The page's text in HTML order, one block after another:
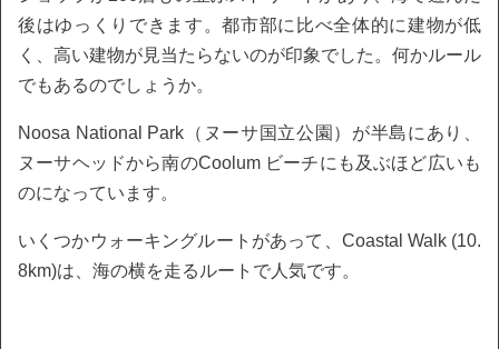
後はゆっくりできます。都市部に比べ全体的に建物が低
く、高い建物が見当たらないのが印象でした。何かルール
でもあるのでしょうか。
Noosa National Park（ヌーサ国立公園）が半島にあり、
ヌーサヘッドから南のCoolum ビーチにも及ぶほど広いも
のになっています。
いくつかウォーキングルートがあって、Coastal Walk (10.
8km)は、海の横を走るルートで人気です。